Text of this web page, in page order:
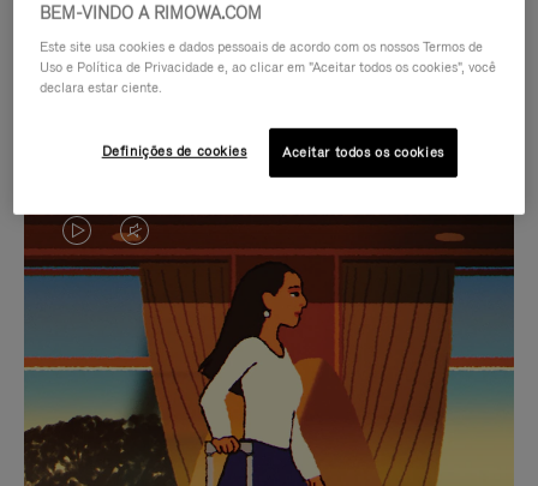
O
VÍDEO
NÃO
ESTÁ
PAUSADO,
PRESSIONE
O
VÍDEO
ESTÁ
SEM
SOM.
POR
SELEÇÃO DE PRESENTES CUIDADOSAMENTE
SELECIONADA
Encontre a companheira
perfeita para cada viagem
BEM-VINDO A RIMOWA.COM
Este site usa cookies e dados pessoais de acordo com os nossos Termos de
Uso e Política de Privacidade e, ao clicar em "Aceitar todos os cookies", você
declara estar ciente.
Definições de cookies Aceitar todos os cookies